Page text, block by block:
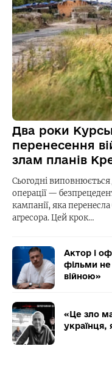
Два роки
перенесення
злам планів
Сьогодні виповнюється
операції —
кампанії, яка
агресора. Цей крок…
Актор і
фільми не
війною»
«Це зло
українця,